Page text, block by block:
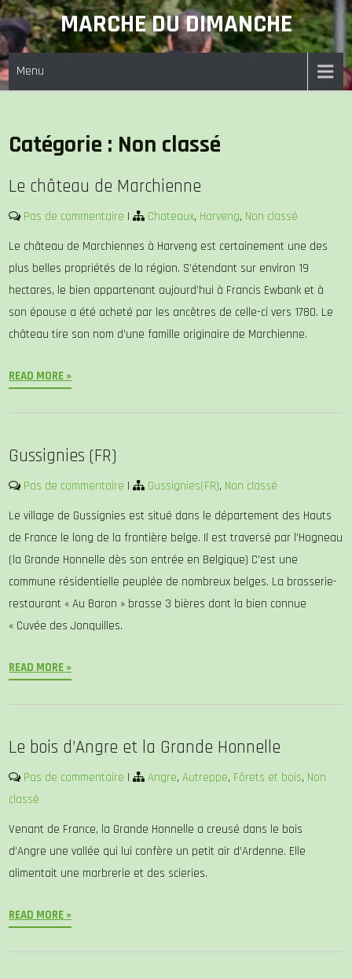
Skip
to
content
MARCHE DU DIMANCHE
Menu
Catégorie : Non classé
Le château de Marchienne
Pas de commentaire | Chateaux, Harveng, Non classé
Le château de Marchiennes à Harveng est certainement une des
plus belles propriétés de la région. S’étendant sur environ 19
hectares, le bien appartenant aujourd’hui à Francis Ewbank et à
son épouse a été acheté par les ancêtres de celle-ci vers 1780. Le
château tire son nom d’une famille originaire de Marchienne.
READ MORE »
Gussignies (FR)
Pas de commentaire | Gussignies(FR), Non classé
Le village de Gussignies est situé dans le département des Hauts
de France le long de la frontière belge. Il est traversé par l’Hogneau
(la Grande Honnelle dès son entrée en Belgique) C’est une
commune résidentielle peuplée de nombreux belges. La brasserie-
restaurant « Au Baron » brasse 3 bières dont la bien connue
« Cuvée des Jonquilles.
READ MORE »
Le bois d’Angre et la Grande Honnelle
Pas de commentaire | Angre,Autreppe, Fôrets et bois, Non
classé
Venant de France, la Grande Honnelle a creusé dans le bois
d’Angre une vallée qui lui confère un petit air d’Ardenne. Elle
alimentait une marbrerie et des scieries.
READ MORE »